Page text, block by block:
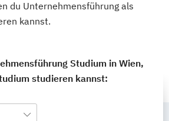
du Unternehmensführung als
kannst.
Studium in Wien,
studieren kannst: